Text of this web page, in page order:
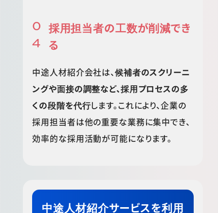
採用担当者の工数が削減でき
る
中途人材紹介会社は、候補者のスクリーニ
ングや面接の調整など、採用プロセスの多
くの段階を代行します。これにより、企業の
採用担当者は他の重要な業務に集中でき、
効率的な採用活動が可能になります。
中途人材紹介サービスを利用